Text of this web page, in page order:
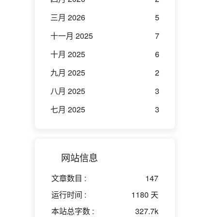
三月 2026
5
十一月 2025
7
十月 2025
6
九月 2025
2
八月 2025
3
七月 2025
3
网站信息
文章数目 :
147
运行时间 :
1180 天
本站总字数 :
327.7k